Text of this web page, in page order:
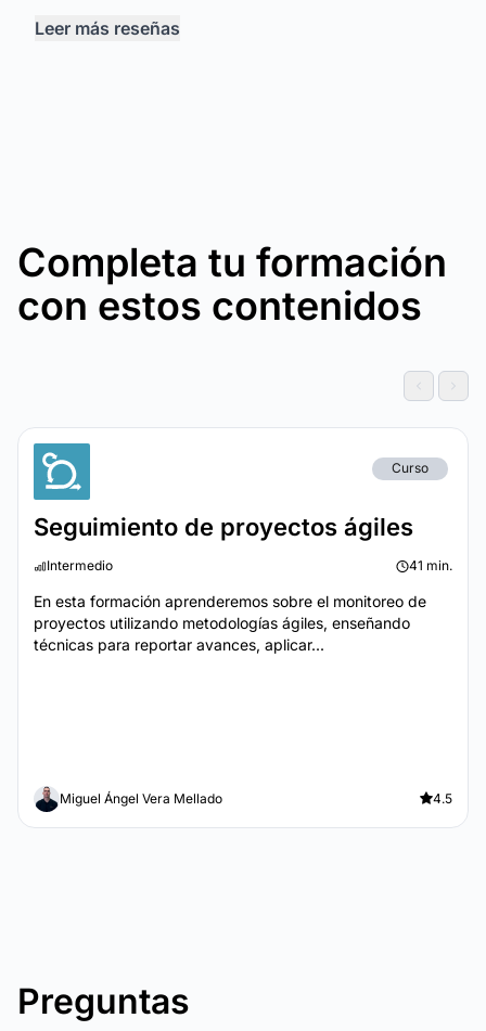
Leer más reseñas
Completa tu formación
con estos contenidos
Curso
Seguimiento de proyectos ágiles
Intermedio 41 min.
En esta formación aprenderemos sobre el monitoreo de
proyectos utilizando metodologías ágiles, enseñando
técnicas para reportar avances, aplicar...
Miguel Ángel Vera Mellado 4.5
Preguntas